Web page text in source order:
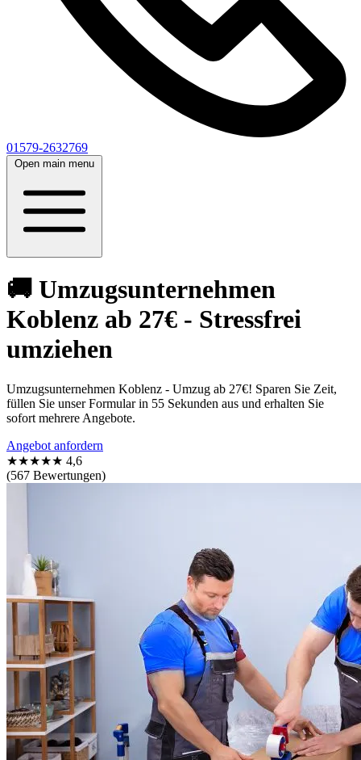
01579-2632769
Open main menu
🚚 Umzugsunternehmen
Koblenz ab 27€ - Stressfrei
umziehen
Umzugsunternehmen Koblenz - Umzug ab 27€! Sparen Sie Zeit,
füllen Sie unser Formular in 55 Sekunden aus und erhalten Sie
sofort mehrere Angebote.
Angebot anfordern
★★★★★ 4,6
(567 Bewertungen)